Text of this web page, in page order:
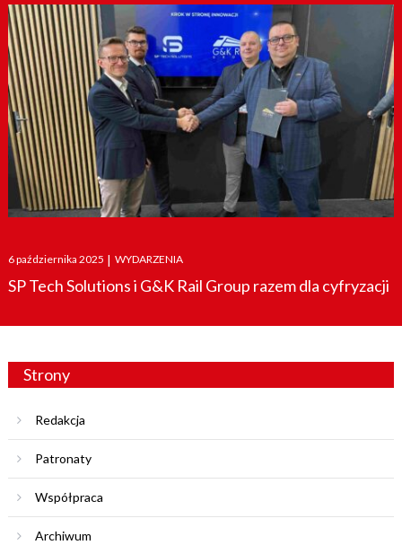
Posted
on
6 października 2025 | WYDARZENIA
SP Tech Solutions i G&K Rail Group razem dla cyfryzacji
Strony
Redakcja
Patronaty
Współpraca
Archiwum